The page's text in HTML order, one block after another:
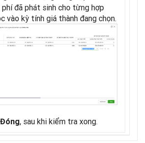
phí đã phát sinh cho từng hợp
vào kỳ tính giá thành đang chọn.
Đóng, sau khi kiểm tra xong.